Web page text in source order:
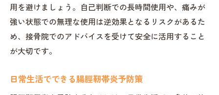
用を避けましょう。自己判断での長時間使用や、痛みが
強い状態での無理な使用は逆効果となるリスクがあるた
め、接骨院でのアドバイスを受けて安全に活用すること
が大切です。
日常生活でできる腸脛靭帯炎予防策